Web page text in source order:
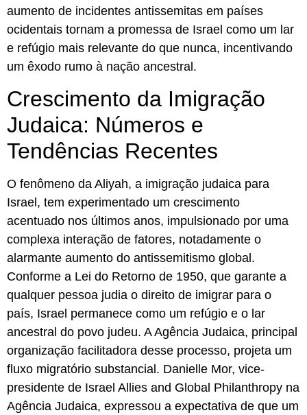
aumento de incidentes antissemitas em países
ocidentais tornam a promessa de Israel como um lar
e refúgio mais relevante do que nunca, incentivando
um êxodo rumo à nação ancestral.
Crescimento da Imigração
Judaica: Números e
Tendências Recentes
O fenômeno da Aliyah, a imigração judaica para
Israel, tem experimentado um crescimento
acentuado nos últimos anos, impulsionado por uma
complexa interação de fatores, notadamente o
alarmante aumento do antissemitismo global.
Conforme a Lei do Retorno de 1950, que garante a
qualquer pessoa judia o direito de imigrar para o
país, Israel permanece como um refúgio e o lar
ancestral do povo judeu. A Agência Judaica, principal
organização facilitadora desse processo, projeta um
fluxo migratório substancial. Danielle Mor, vice-
presidente de Israel Allies and Global Philanthropy na
Agência Judaica, expressou a expectativa de que um